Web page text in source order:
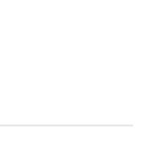
Globuli